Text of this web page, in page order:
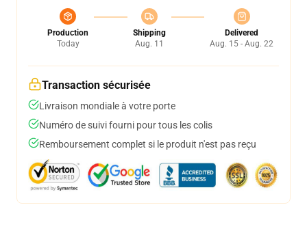
Production
Today
Shipping
Aug. 11
Delivered
Aug. 15 - Aug. 22
Transaction sécurisée
Livraison mondiale à votre porte
Numéro de suivi fourni pour tous les colis
Remboursement complet si le produit n'est pas reçu